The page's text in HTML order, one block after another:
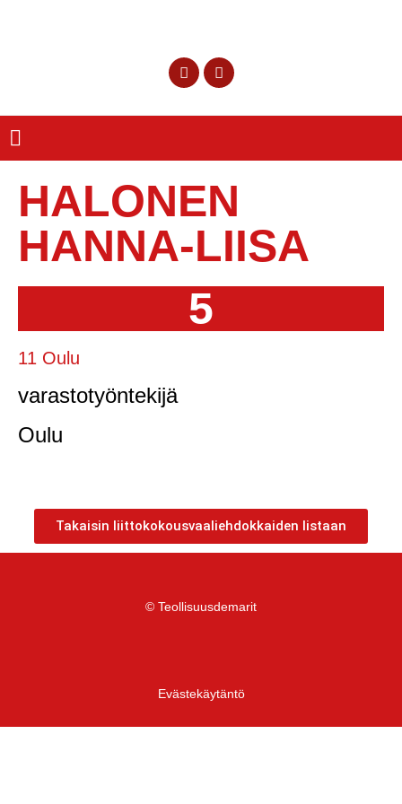
HALONEN
HANNA-LIISA
5
11 Oulu
varastotyöntekijä
Oulu
Takaisin liittokokousvaaliehdokkaiden listaan
© Teollisuusdemarit
Evästekäytäntö